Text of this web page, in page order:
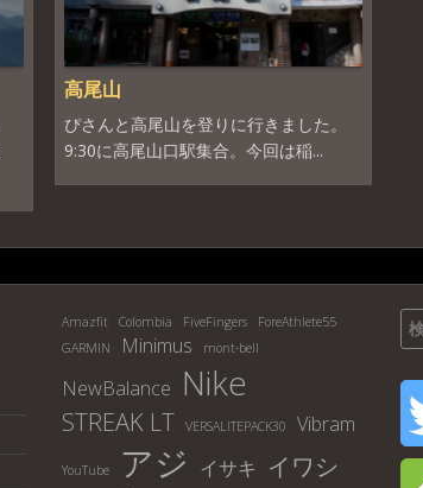
高尾山
ぴさんと高尾山を登りに行きました。
9:30に高尾山口駅集合。今回は稲...
Amazfit Colombia FiveFingers
ForeAthlete55
GARMIN
Minimus mont-bell
NewBalance Nike
STREAK LT VERSALITEPACK30 Vibram
YouTube アジ イサキ イワシ
検
索: